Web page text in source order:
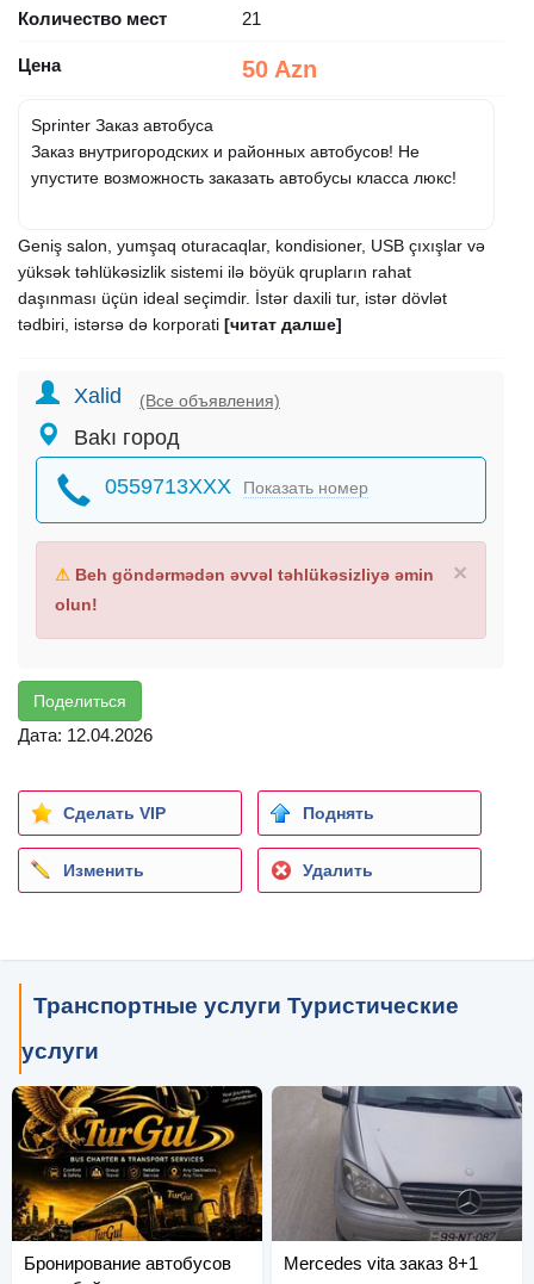
Количество мест 21
Цена 50 Azn
Sprinter Заказ автобуса
Заказ внутригородских и районных автобусов! Не
упустите возможность заказать автобусы класса люкс!
Geniş salon, yumşaq oturacaqlar, kondisioner, USB çıxışlar və
yüksək təhlükəsizlik sistemi ilə böyük qrupların rahat
daşınması üçün ideal seçimdir. İstər daxili tur, istər dövlət
tədbiri, istərsə də korporati [читат далше]
Xalid (Все объявления)
Bakı город
0559713XXX Показать номер
×
⚠ Beh göndərmədən əvvəl təhlükəsizliyə əmin
olun!
Поделиться
Дата: 12.04.2026
Сделать VIP Поднять
Изменить Удалить
Транспортные услуги Туристические
услуги
Бронирование автобусов
Mercedes vita заказ 8+1